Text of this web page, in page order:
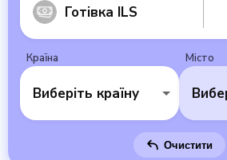
Готівка ILS
Країна
Виберіть країну
Місто
Очистити